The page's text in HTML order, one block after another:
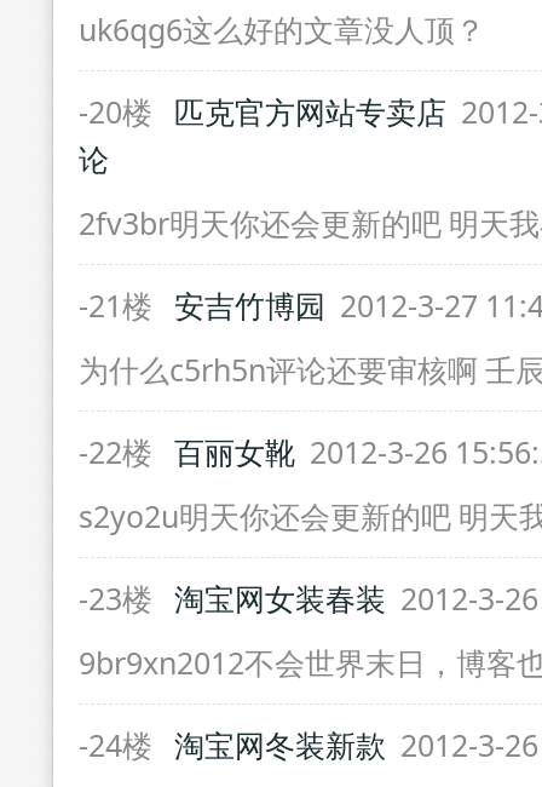
uk6qg6这么好的文章没人顶？
-20楼 匹克官方网站专卖店
论
2fv3br明天你还会更新的吧 明天
-21楼 安吉竹博园 2012-3-27
为什么c5rh5n评论还要审核啊 壬
-22楼 百丽女靴 2012-3-26
s2yo2u明天你还会更新的吧 明天
-23楼 淘宝网女装春装 2012-3-
9br9xn2012不会世界末日，博客
-24楼 淘宝网冬装新款 2012-3-